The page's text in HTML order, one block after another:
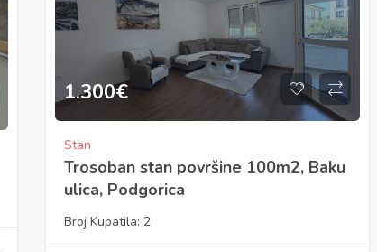
1.300€
Stan
Trosoban stan površine 100m2, Baku
ulica, Podgorica
Broj Kupatila: 2